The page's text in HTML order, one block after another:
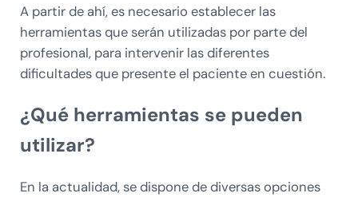
A partir de ahí, es necesario establecer las
herramientas que serán utilizadas por parte del
profesional, para intervenir las diferentes
dificultades que presente el paciente en cuestión.
¿Qué herramientas se pueden
utilizar?
En la actualidad, se dispone de diversas opciones